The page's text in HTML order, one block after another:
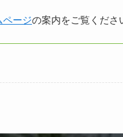
ページの案内をご覧くださ